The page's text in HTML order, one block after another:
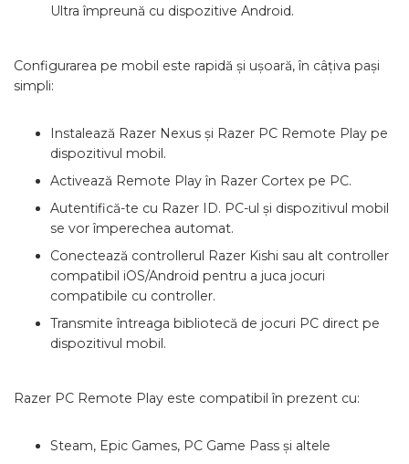
Ultra împreună cu dispozitive Android.
Configurarea pe mobil este rapidă și ușoară, în câțiva pași
simpli:
Instalează Razer Nexus și Razer PC Remote Play pe
dispozitivul mobil.
Activează Remote Play în Razer Cortex pe PC.
Autentifică-te cu Razer ID. PC-ul și dispozitivul mobil
se vor împerechea automat.
Conectează controllerul Razer Kishi sau alt controller
compatibil iOS/Android pentru a juca jocuri
compatibile cu controller.
Transmite întreaga bibliotecă de jocuri PC direct pe
dispozitivul mobil.
Razer PC Remote Play este compatibil în prezent cu:
Steam, Epic Games, PC Game Pass și altele